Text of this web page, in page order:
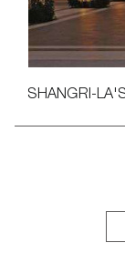
SHANGRI-